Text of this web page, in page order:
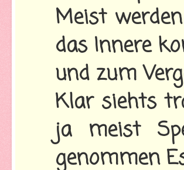
Meist
das Innere
und zum
Klar siehts
ja meist
genommen